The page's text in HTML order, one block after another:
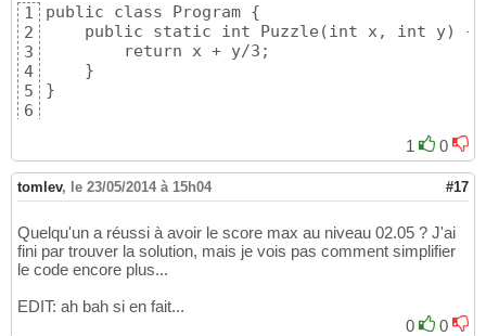
1
2
3
4
5
6
public class Program {
    public static int Puzzle(int x, int y) {
        return x + y/3;
    }
}
1 0
tomlev, le 23/05/2014 à 15h04 #17
Quelqu'un a réussi à avoir le score max au niveau 02.05 ? J'ai
fini par trouver la solution, mais je vois pas comment simplifier
le code encore plus...
EDIT: ah bah si en fait...
0
0